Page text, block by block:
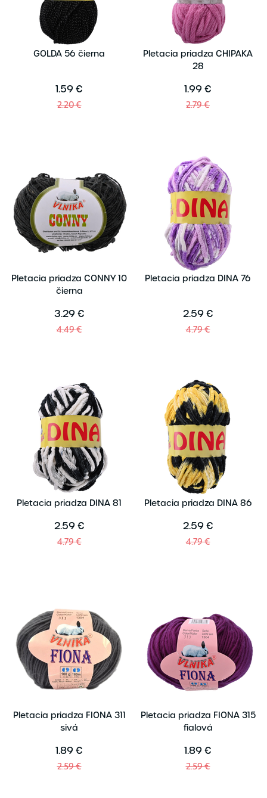
GOLDA 56 čierna
1.59 €
2.20 €
Pletacia priadza CHIPAKA
28
1.99 €
2.79 €
Pletacia priadza CONNY 10
čierna
3.29 €
4.49 €
Pletacia priadza DINA 76
2.59 €
4.79 €
Pletacia priadza DINA 81
2.59 €
4.79 €
Pletacia priadza DINA 86
2.59 €
4.79 €
Pletacia priadza FIONA 311
sivá
1.89 €
2.59 €
Pletacia priadza FIONA 315
fialová
1.89 €
2.59 €